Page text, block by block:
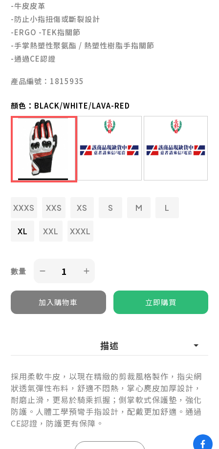
-牛皮皮革
-防止小指扭傷或斷裂設計
-ERGO -TEK指關節
-手掌熱塑性聚氨酯 / 熱塑性樹脂手指關節
-通過CE認證
產品編號：1815935
顏色： BLACK/WHITE/LAVA-RED
XXXS XXS XS S M L
XL XXL XXXL
數量
描述
採用柔軟牛皮，以現在精緻的剪裁風格製作，指尖網
狀透氣彈性布料，舒適不悶熱，掌心麂皮加厚設計，
耐磨止滑，更易於騎乘抓握；側掌軟式保護墊，強化
防護。人體工學預彎手指設計，配戴更加舒適。通過
CE認證，防護更有保障。